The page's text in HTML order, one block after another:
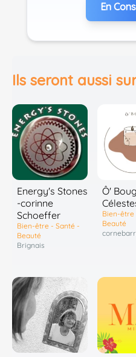
En
Ils seront aussi
Energy's Stones
-corinne
Schoeffer
Bien-être - Santé -
Beauté
Brignais
Ô'
Bien-être
Beauté